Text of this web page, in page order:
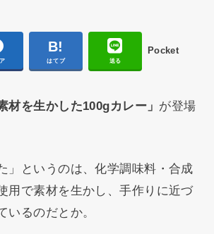
はてブ 送る
Pocket
素材を生かした100gカレー」 が登場
」というのは、化学調味料・合成
用で素材を生かし、手作りに近づ
いるのだとか。